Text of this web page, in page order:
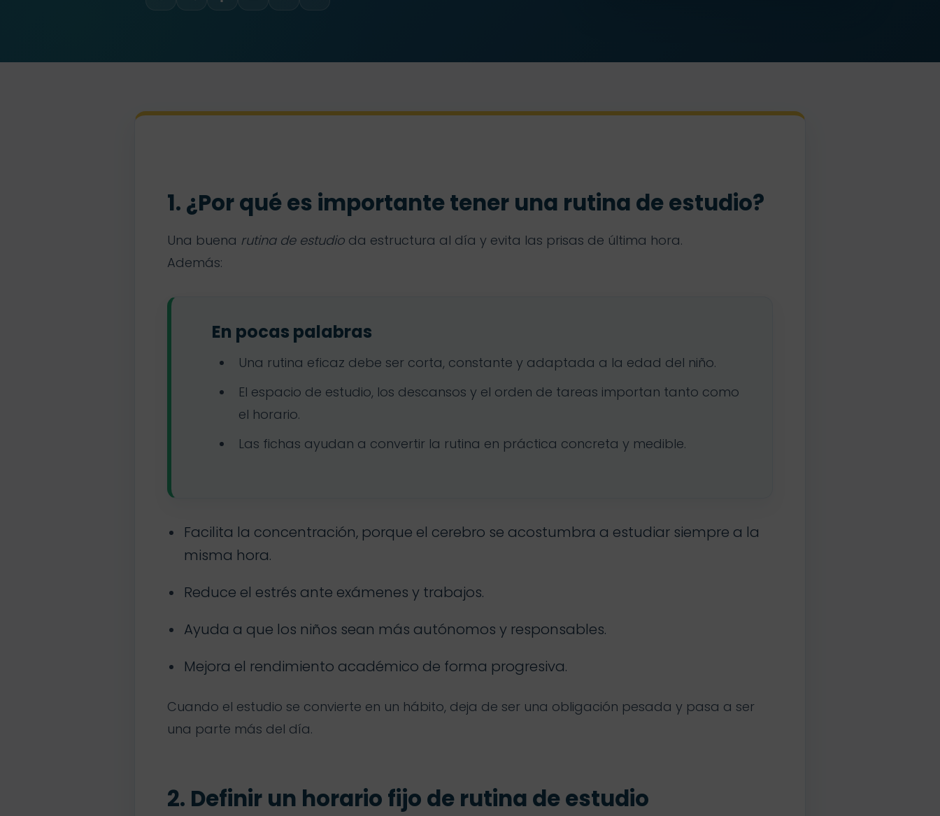
1. ¿Por qué es importante tener una rutina de estudio?
Una buena rutina de estudio da estructura al día y evita las prisas de última hora.
Además:
En pocas palabras
Una rutina eficaz debe ser corta, constante y adaptada a la edad del niño.
El espacio de estudio, los descansos y el orden de tareas importan tanto como
el horario.
Las fichas ayudan a convertir la rutina en práctica concreta y medible.
Facilita la concentración, porque el cerebro se acostumbra a estudiar siempre a la
misma hora.
Reduce el estrés ante exámenes y trabajos.
Ayuda a que los niños sean más autónomos y responsables.
Mejora el rendimiento académico de forma progresiva.
Cuando el estudio se convierte en un hábito, deja de ser una obligación pesada y pasa a ser
una parte más del día.
2. Definir un horario fijo de rutina de estudio